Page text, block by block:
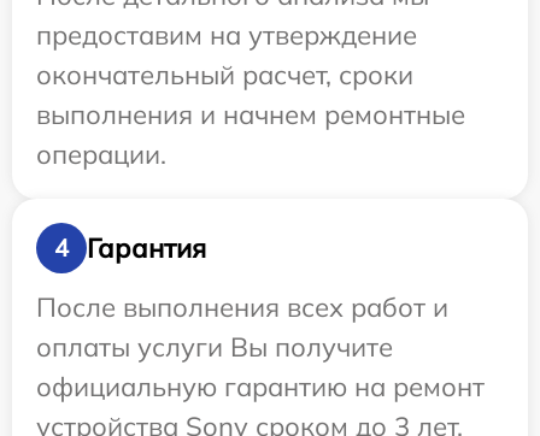
предоставим на утверждение
окончательный расчет, сроки
выполнения и начнем ремонтные
операции.
4
Гарантия
После выполнения всех работ и
оплаты услуги Вы получите
официальную гарантию на ремонт
устройства Sony сроком до 3 лет.